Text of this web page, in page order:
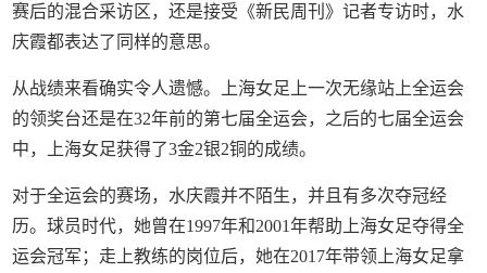
赛后的混合采访区，还是接受《新民周刊》记者专访时，水
庆霞都表达了同样的意思。
从战绩来看确实令人遗憾。上海女足上一次无缘站上全运会
的领奖台还是在32年前的第七届全运会，之后的七届全运会
中，上海女足获得了3金2银2铜的成绩。
对于全运会的赛场，水庆霞并不陌生，并且有多次夺冠经
历。球员时代，她曾在1997年和2001年帮助上海女足夺得全
运会冠军；走上教练的岗位后，她在2017年带领上海女足拿